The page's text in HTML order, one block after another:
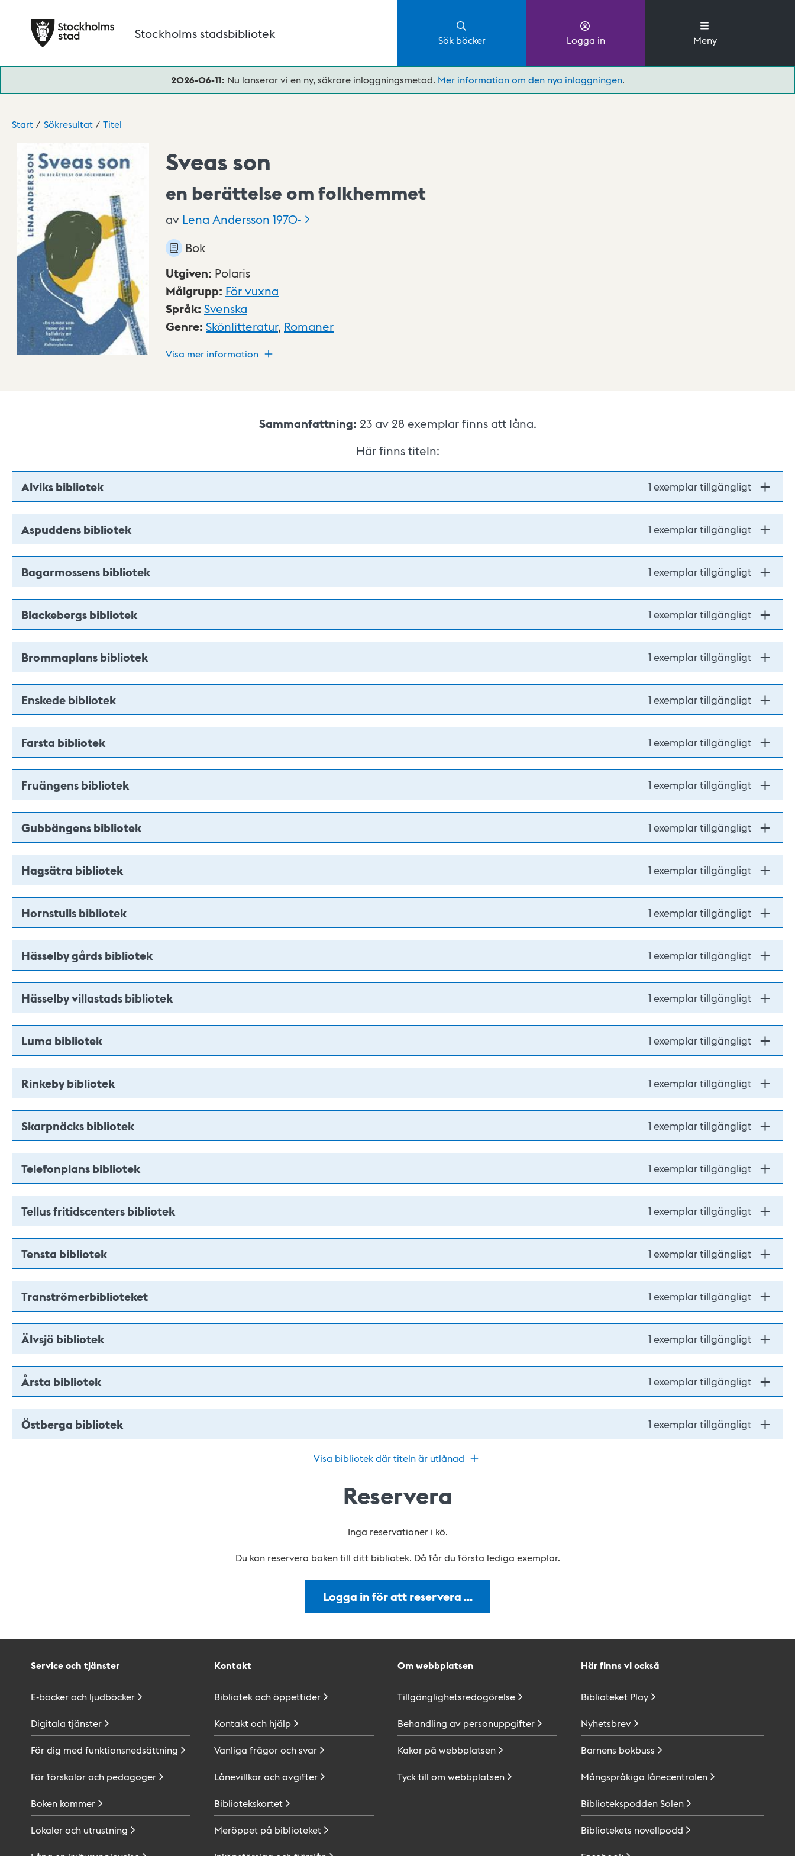
Stockholms stadsbibliotek Sök böcker Logga in Meny
2026-06-11: Nu lanserar vi en ny, säkrare inloggningsmetod. Mer information om den nya inloggningen.
Start Sökresultat Titel
Sveas son
en berättelse om folkhemmet
av Lena Andersson 1970-
Bok
Utgiven: Polaris
Målgrupp: För vuxna
Språk: Svenska
Genre: Skönlitteratur, Romaner
Visa mer information
Sammanfattning: 23 av 28 exemplar finns att låna.
Här finns titeln:
Alviks bibliotek 1 exemplar tillgängligt
Aspuddens bibliotek 1 exemplar tillgängligt
Bagarmossens bibliotek 1 exemplar tillgängligt
Blackebergs bibliotek 1 exemplar tillgängligt
Brommaplans bibliotek 1 exemplar tillgängligt
Enskede bibliotek 1 exemplar tillgängligt
Farsta bibliotek 1 exemplar tillgängligt
Fruängens bibliotek 1 exemplar tillgängligt
Gubbängens bibliotek 1 exemplar tillgängligt
Hagsätra bibliotek 1 exemplar tillgängligt
Hornstulls bibliotek 1 exemplar tillgängligt
Hässelby gårds bibliotek 1 exemplar tillgängligt
Hässelby villastads bibliotek 1 exemplar tillgängligt
Luma bibliotek 1 exemplar tillgängligt
Rinkeby bibliotek 1 exemplar tillgängligt
Skarpnäcks bibliotek 1 exemplar tillgängligt
Telefonplans bibliotek 1 exemplar tillgängligt
Tellus fritidscenters bibliotek 1 exemplar tillgängligt
Tensta bibliotek 1 exemplar tillgängligt
Tranströmerbiblioteket 1 exemplar tillgängligt
Älvsjö bibliotek 1 exemplar tillgängligt
Årsta bibliotek 1 exemplar tillgängligt
Östberga bibliotek 1 exemplar tillgängligt
Visa bibliotek där titeln är utlånad
Reservera
Inga reservationer i kö.
Du kan reservera boken till ditt bibliotek. Då får du första lediga exemplar.
Logga in för att reservera …
Service och tjänster
E-böcker och ljudböcker
Digitala tjänster
För dig med funktionsnedsättning
För förskolor och pedagoger
Boken kommer
Lokaler och utrustning
Kontakt
Bibliotek ochöppettider
Kontakt och hjälp
Vanliga frågor ochsvar
Lånevillkor ochavgifter
Bibliotekskortet
Meröppet på biblioteket
Om webbplatsen
Tillgänglighetsredogörelse
Behandling av personuppgifter
Kakor på webbplatsen
Tyck till om webbplatsen
Här finns vi också
Biblioteket Play
Nyhetsbrev
Barnens bokbuss
Mångspråkiga lånecentralen
BibliotekspoddenSolen
Bibliotekets novellpodd